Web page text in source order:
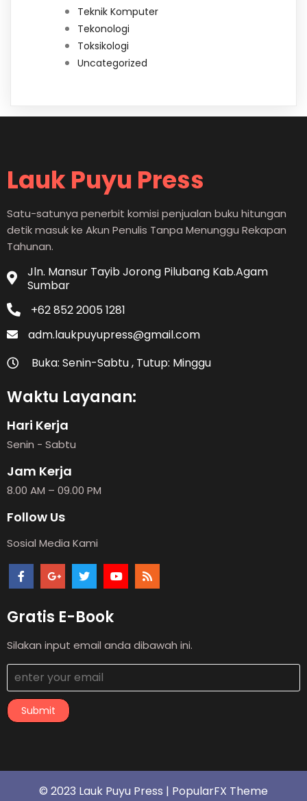
Teknik Komputer
Tekonologi
Toksikologi
Uncategorized
Lauk Puyu Press
Satu-satunya penerbit komisi penjualan buku hitungan
detik masuk ke Akun Penulis Tanpa Menunggu Rekapan
Tahunan.
Jln. Mansur Tayib Jorong Pilubang Kab.Agam
Sumbar
+62 852 2005 1281
adm.laukpuyupress@gmail.com
Buka: Senin-Sabtu , Tutup: Minggu
Waktu Layanan:
Hari Kerja
Senin - Sabtu
Jam Kerja
8.00 AM – 09.00 PM
Follow Us
Sosial Media Kami
Gratis E-Book
Silakan input email anda dibawah ini.
Submit
© 2023 Lauk Puyu Press | PopularFX Theme